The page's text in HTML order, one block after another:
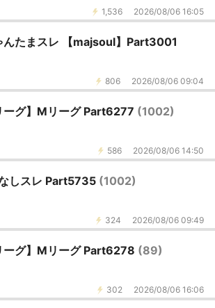
1,536 2026/08/06 16:05
んたまスレ 【majsoul】Part3001
806 2026/08/06 09:04
ーグ】Mリーグ Part6277 (1002)
586 2026/08/06 14:50
しスレ Part5735 (1002)
324 2026/08/06 09:49
ーグ】Mリーグ Part6278 (89)
302 2026/08/06 16:06